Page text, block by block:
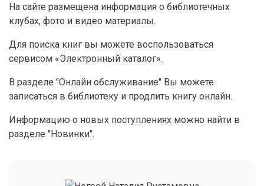
На сайте размещена информация о библиотечных
клубах, фото и видео материалы.
Для поиска книг вы можете воспользоваться
сервисом «Электронный каталог».
В разделе "Онлайн обслуживание" Вы можете
записаться в библиотеку и продлить книгу онлайн.
Информацию о новых поступлениях можно найти в
разделе "Новинки".